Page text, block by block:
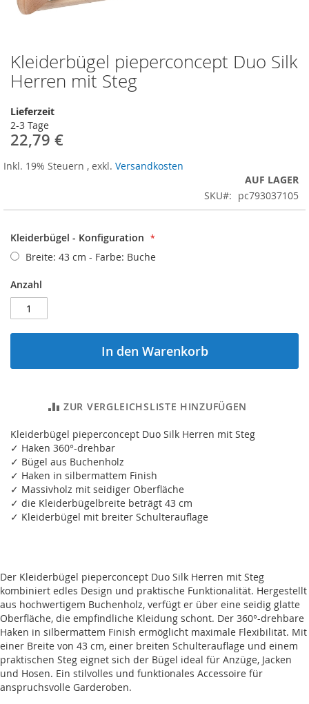
Kleiderbügel pieperconcept Duo Silk
Herren mit Steg
Lieferzeit
2-3 Tage
22,79 €
Inkl. 19% Steuern , exkl. Versandkosten
AUF LAGER
SKU
pc793037105
Kleiderbügel - Konfiguration
Breite: 43 cm - Farbe: Buche
Anzahl
In den Warenkorb
ZUR VERGLEICHSLISTE HINZUFÜGEN
Kleiderbügel pieperconcept Duo Silk Herren mit Steg
✓ Haken 360°-drehbar
✓ Bügel aus Buchenholz
✓ Haken in silbermattem Finish
✓ Massivholz mit seidiger Oberfläche
✓ die Kleiderbügelbreite beträgt 43 cm
✓ Kleiderbügel mit breiter Schulterauflage
Zum
Anfang
der
springen
Der Kleiderbügel pieperconcept Duo Silk Herren mit Steg
kombiniert edles Design und praktische Funktionalität. Hergestellt
aus hochwertigem Buchenholz, verfügt er über eine seidig glatte
Oberfläche, die empfindliche Kleidung schont. Der 360°-drehbare
Haken in silbermattem Finish ermöglicht maximale Flexibilität. Mit
einer Breite von 43 cm, einer breiten Schulterauflage und einem
praktischen Steg eignet sich der Bügel ideal für Anzüge, Jacken
und Hosen. Ein stilvolles und funktionales Accessoire für
anspruchsvolle Garderoben.